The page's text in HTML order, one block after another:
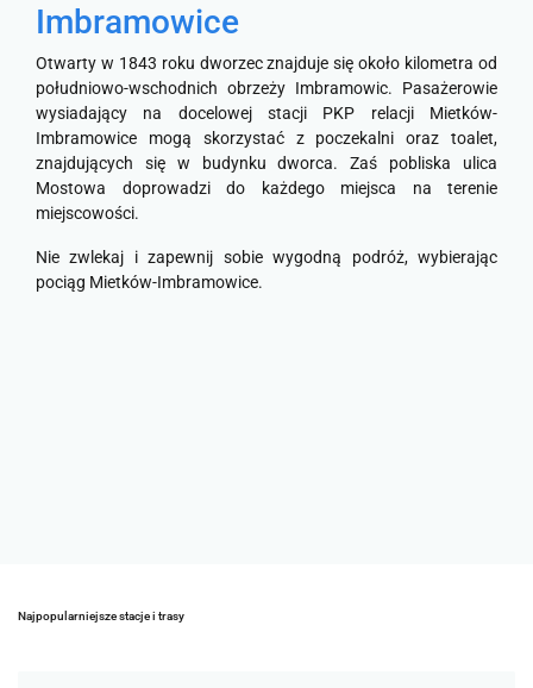
Imbramowice
Otwarty w 1843 roku dworzec znajduje się około kilometra od
południowo-wschodnich obrzeży Imbramowic. Pasażerowie
wysiadający na docelowej stacji PKP relacji Mietków-
Imbramowice mogą skorzystać z poczekalni oraz toalet,
znajdujących się w budynku dworca. Zaś pobliska ulica
Mostowa doprowadzi do każdego miejsca na terenie
miejscowości.
Nie zwlekaj i zapewnij sobie wygodną podróż, wybierając
pociąg Mietków-Imbramowice.
Najpopularniejsze stacje i trasy